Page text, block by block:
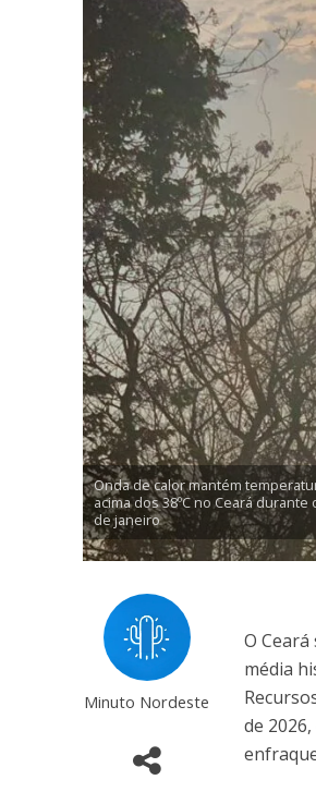
Onda de calor mantém
acima dos 38ºC no Ceará durante
de janeiro
Minuto Nordeste
O
média
de